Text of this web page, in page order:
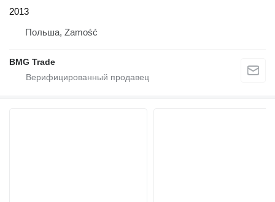
2013
Польша, Zamość
BMG Trade